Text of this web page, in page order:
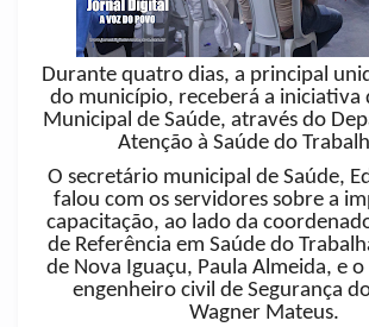
Durante quatro dias, a principal
do município, receberá a iniciativa
Municipal de Saúde, através do
Atenção à Saúde do
O secretário municipal de Saúde,
falou com os servidores sobre a
capacitação, ao lado da
de Referência em Saúde do
de Nova Iguaçu, Paula Almeida, e
engenheiro civil de Segurança
Wagner Mateus.